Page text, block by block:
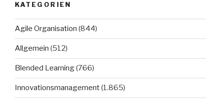
KATEGORIEN
Agile Organisation (844)
Allgemein (512)
Blended Learning(766)
Innovationsmanagement(1.865)